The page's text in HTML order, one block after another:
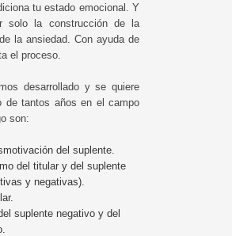
tu estado emocional. Y
solo la construcción de la
la ansiedad. Con ayuda de
el proceso.
desarrollado y se quiere
de tantos años en el campo
son:
del suplente.
del titular y del suplente
y negativas).
suplente negativo y del